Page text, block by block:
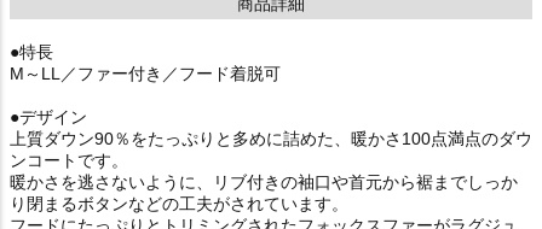
●特長
M～LL／ファー付き／フード着脱可
●デザイン
上質ダウン90％をたっぷりと多めに詰めた、暖かさ100点満点のダウ
ンコートです。
暖かさを逃さないように、リブ付きの袖口や首元から裾までしっか
り閉まるボタンなどの工夫がされています。
フードにたっぷりとトリミングされたフォックスファーがラグジュ